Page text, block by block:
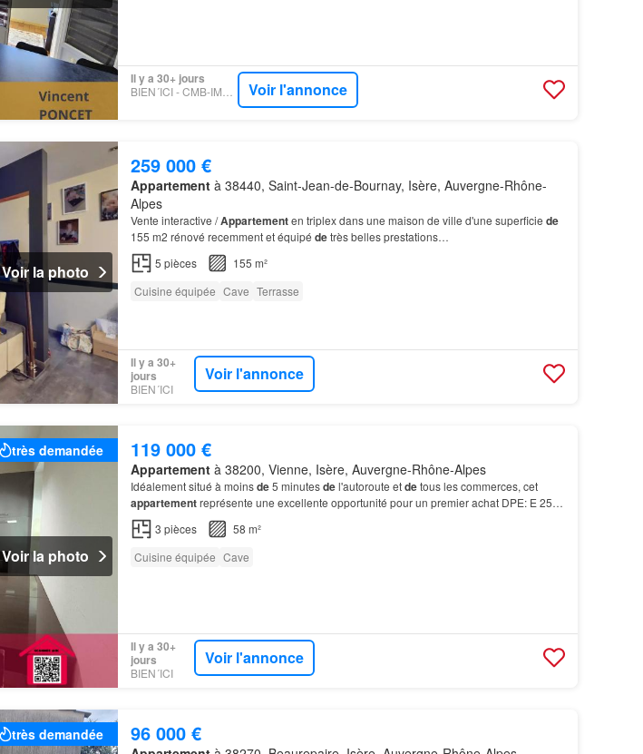
Il y a 30+ jours
BIEN´ICI - CMB-IMMOBILIER Voir l'annonce
Voir la photo
259 000 €
Appartementà 38440, Saint-Jean-de-Bournay, Isère, Auvergne-Rhône-
Alpes
Vente interactive /Appartementen triplex dans une maison de ville d'une superficie de
155 m2 rénové recemment et équipé detrès belles prestations…
5 pièces
155 m²
Cuisine équipée Cave Terrasse
Il y a 30+
jours
BIEN´ICI
Voir l'annonce
très demandée
Voir la photo
119 000 €
Appartementà 38200, Vienne, Isère, Auvergne-Rhône-Alpes
Idéalement situé à moinsde5 minutesdel'autoroute etdetous les commerces, cet
appartementreprésente une excellente opportunité pour un premier achat DPE: E 257
kwh GES: B 8 kg CO
3 pièces
58 m²
Cuisine équipée Cave
Il y a 30+
jours
BIEN´ICI
Voir l'annonce
très demandée 96 000 €